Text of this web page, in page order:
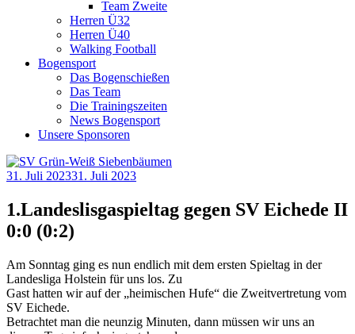
Team Zweite
Herren Ü32
Herren Ü40
Walking Football
Bogensport
Das Bogenschießen
Das Team
Die Trainingszeiten
News Bogensport
Unsere Sponsoren
31. Juli 202331. Juli 2023
1.Landeslisgaspieltag gegen SV Eichede II
0:0 (0:2)
Am Sonntag ging es nun endlich mit dem ersten Spieltag in der
Landesliga Holstein für uns los. Zu
Gast hatten wir auf der „heimischen Hufe“ die Zweitvertretung vom
SV Eichede.
Betrachtet man die neunzig Minuten, dann müssen wir uns an